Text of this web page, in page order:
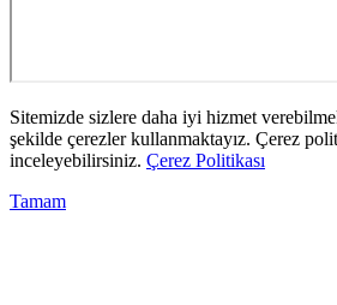
Sitemizde sizlere daha iyi hizmet
şekilde çerezler kullanmaktayız. Çerez
inceleyebilirsiniz. Çerez Politikası
Tamam